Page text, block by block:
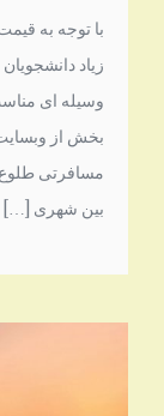
با توجه به
زیاد
وسیله ای
بخش از
مسافرتی طلوع
بین شهری […]